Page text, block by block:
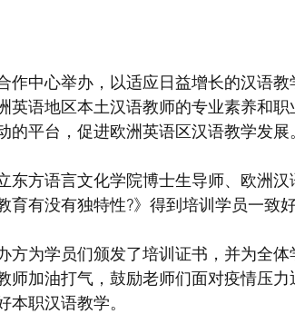
作中心举办，以适应日益增长的汉语
英语地区本土汉语教师的专业素养和
平台，促进欧洲英语区汉语教学发展。
东方语言文化学院博士生导师、欧洲
有没有独特性?》得到培训学员一致好
方为学员们颁发了培训证书，并为全
师加油打气，鼓励老师们面对疫情压
职汉语教学。